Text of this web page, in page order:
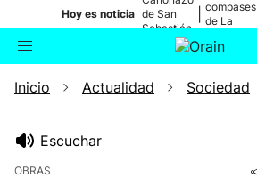
Hoy es noticia de San
Sebastián
compases
de La
Buscador Actualidad
Inicio Actualidad Sociedad
Escuchar
OBRAS